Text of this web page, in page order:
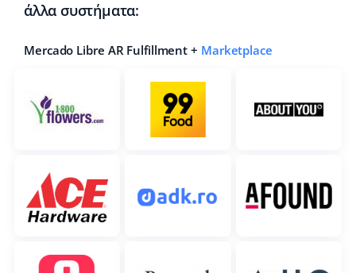
άλλα συστήματα:
Mercado Libre AR Fulfillment + Marketplace